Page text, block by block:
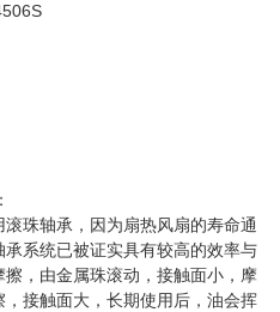
珠轴承，因为扇热风扇的寿命通
系统已被证实具有较高的效率与
，由金属珠滚动，接触面小，摩
接触面大，长期使用后，油会挥